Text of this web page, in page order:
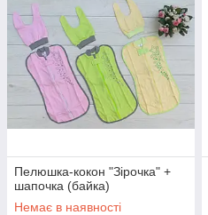
Пелюшка-кокон "Зірочка" +
шапочка (байка)
Немає в наявності